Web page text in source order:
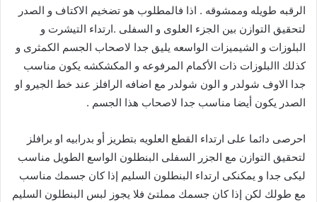
الرقبه طويله وممشوقه . اذا فالمطلوب هو تضخيم الاكتاف و الصدر
لتحقيق التوازن بين الجزء العلوى و السفلى .ارتداء التيشرت و
البلوزات و الشيميزات الواسعه يليق جدا لاصحاب الجسم الكمثرى و
كذلك االبلوزات ذات الأكمام المرفوعه و المكشكشه يكون مناسب
جدا الاوف شولدر و الون شولدر مع اضافه الرافلز عند خط الجيرو او
الصدر يكون أيضا مناسب جدا لاصحاب هذا الجسم .
احرصى دائما على ارتداء القطع العلويه بتطريز أو بدرابيه او برافلز
لتحقيق التوازن مع الجزر السفلى البنطلون الواسع الطويل مناسب
ليكى جدا و يمكنكى ارتداء البنطلون السليم إذا كان جسمك مناسب
مع طولك لكن إذا كان جسمك مملتئ فلا يجوز لبس البنطلون السليم